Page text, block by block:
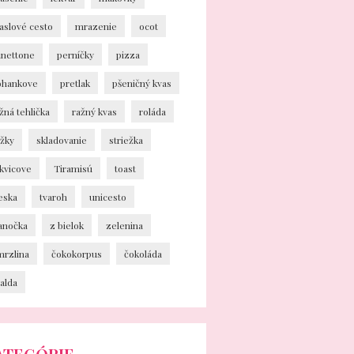
cesto mrazenie ocot
perníčky pizza
pretlak pšeničný kvas
tehlička ražný kvas roláda
skladovanie striežka
Tiramisú toast
tvaroh unicesto
z bielok zelenina
čokokorpus čokoláda